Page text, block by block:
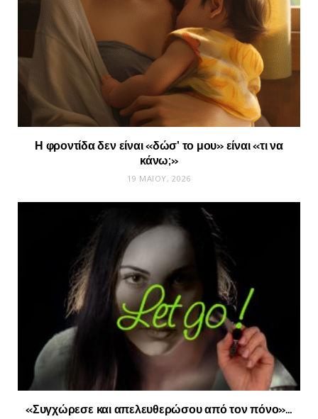
Η φροντίδα δεν είναι «δώσ’ το μου» είναι «τι να
κάνω;»
19 ΜΑΪ́ΟΥ, 2026
«Συγχώρεσε και απελευθερώσου από τον πόνο»…